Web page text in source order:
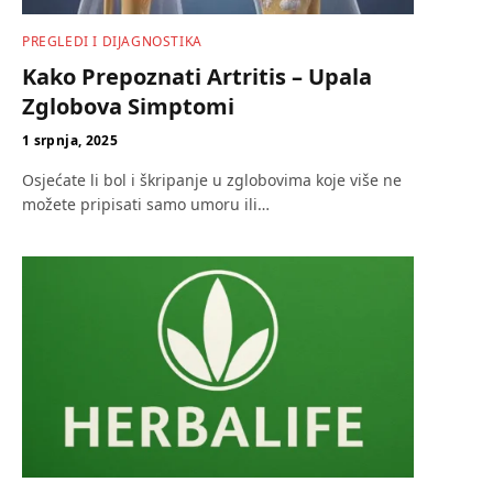
PREGLEDI I DIJAGNOSTIKA
Kako Prepoznati Artritis – Upala
Zglobova Simptomi
1 srpnja, 2025
Osjećate li bol i škripanje u zglobovima koje više ne
možete pripisati samo umoru ili…